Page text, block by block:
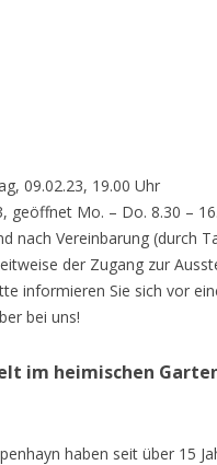
09.02.23, 19.00 Uhr
geöffnet Mo. – Do. 8.30 –
nach Vereinbarung (durch
der Zugang zur
informieren Sie sich vor
bei uns!
im heimischen
haben seit über 15